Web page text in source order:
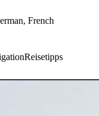
French
Reisetipps